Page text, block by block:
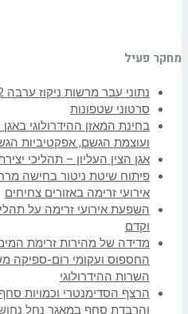
מחקר פעיל
נתוני עבר מרשות ניקוז ערבה 2009-2022
סרטוני שטפונות
בחינת המאזן ההידרולוגי
ועוצמת הגשם, אפקטיביות
אגן הצין העליון – תהליכי
פיתוח שיטת ניטור בחישה
אירועי זרימה באזורים צחיחים
השפעת אירועי זרימה על
וקדם
מדידה של מהירות זרימת
החספוס ועקומי רום-ספיקה
השרות ההידרולוגי
הרצף הסדימנטרי וכמויות
והרבדת סחף במאגר נחל